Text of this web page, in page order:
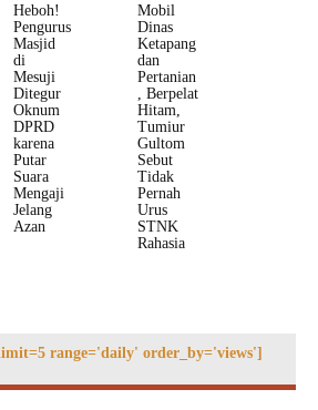
Heboh!
Pengurus
Masjid
di
Mesuji
Ditegur
Oknum
DPRD
karena
Putar
Suara
Mengaji
Jelang
Azan
Mobil
Dinas
Ketapang
dan
Pertanian
, Berpelat
Hitam,
Tumiur
Gultom
Sebut
Tidak
Pernah
Urus
STNK
Rahasia
range='daily' order_by='views']